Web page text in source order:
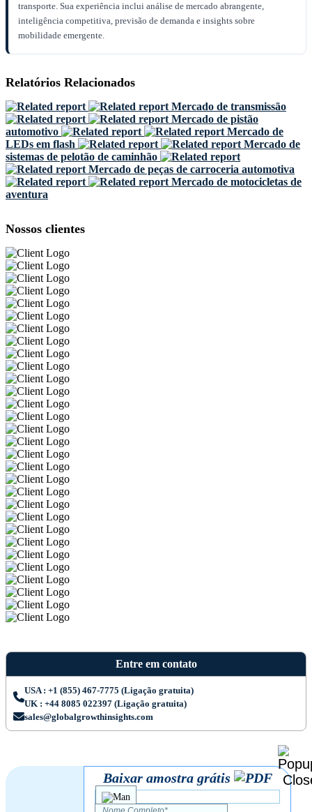
transporte. Sua experiência inclui análise de mercado abrangente,
inteligência competitiva, previsão de demanda e insights sobre
mobilidade emergente.
Relatórios Relacionados
Mercado de transmissão
Mercado de pistão
automotivo
Mercado de
LEDs em flash
Mercado de
sistemas de pelotão de caminhão
Mercado de peças de carroceria automotiva
Mercado de motocicletas de
aventura
Nossos clientes
Entre em contato
USA : +1 (855) 467-7775 (Ligação gratuita)
UK : +44 8085 022397 (Ligação gratuita)
sales@globalgrowthinsights.com
Baixar amostra grátis